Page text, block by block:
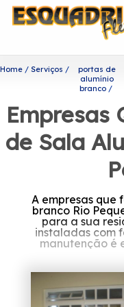
Home Serviços
portas de
alumínio
branco
Empresas
de Sala
A empresas que
branco Rio
para a sua
instaladas com
manutenção é
Ficou
empresas